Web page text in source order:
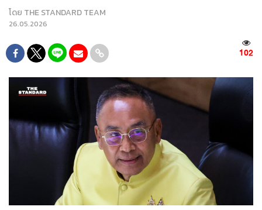
โดย THE STANDARD TEAM
26.05.2026
102